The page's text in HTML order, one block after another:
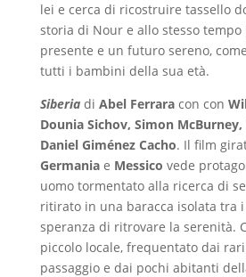
lei e cerca di ricostruire tassello
storia di Nour e allo stesso
presente e un futuro sereno,
tutti i bambini della sua età.
Siberiadi Abel Ferraracon con
Dounia Sichov, Simon
Daniel Giménez Cacho. Il film
Germaniae Messico vede
uomo tormentato alla ricerca di
ritirato in una baracca isolata tra
speranza di ritrovare la serenità.
piccolo locale, frequentato dai
passaggio e dai pochi abitanti